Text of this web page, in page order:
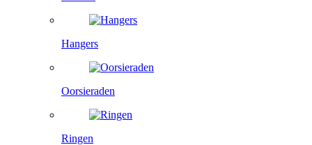
Hangers
Oorsieraden
Ringen